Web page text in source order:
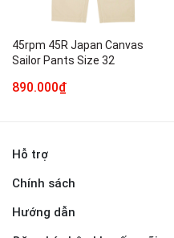
45rpm 45R Japan Canvas
Sailor Pants Size 32
890.000₫
Hỗ trợ
Chính sách
Hướng dẫn